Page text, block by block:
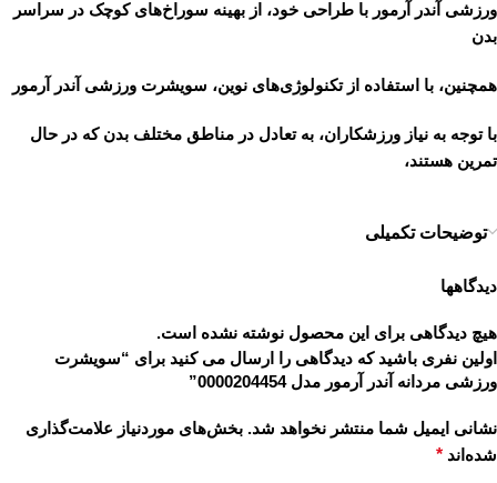
ورزشی آندر آرمور با طراحی خود، از بهینه سوراخ‌های کوچک در سراسر
بدن
همچنین، با استفاده از تکنولوژی‌های نوین، سویشرت ورزشی آندر آرمور
با توجه به نیاز ورزشکاران، به تعادل در مناطق مختلف بدن که در حال
تمرین هستند،
توضیحات تکمیلی
دیدگاهها
هیچ دیدگاهی برای این محصول نوشته نشده است.
اولین نفری باشید که دیدگاهی را ارسال می کنید برای “سویشرت
ورزشی مردانه آندر آرمور مدل 0000204454”
نشانی ایمیل شما منتشر نخواهد شد. بخش‌های موردنیاز علامت‌گذاری
شده‌اند *